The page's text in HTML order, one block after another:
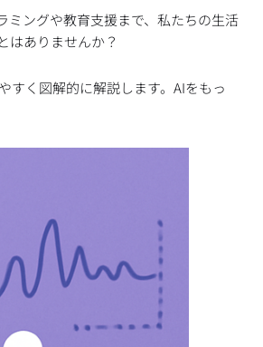
ミングや教育支援まで、私たちの生活
はありませんか？
すく図解的に解説します。AIをもっ